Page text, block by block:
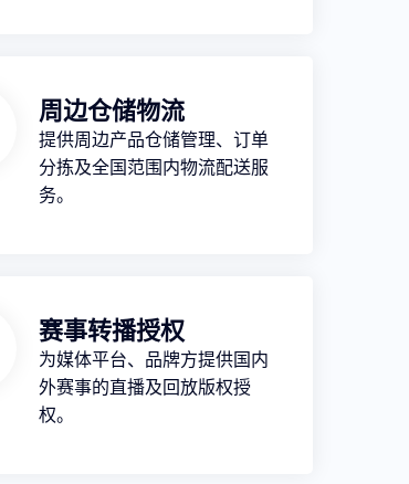
周边仓储物流
提供周边产品仓储管理、订单
分拣及全国范围内物流配送服
务。
赛事转播授权
为媒体平台、品牌方提供国内
外赛事的直播及回放版权授
权。